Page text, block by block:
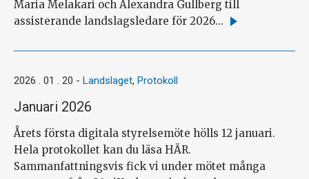
Maria Melakari och Alexandra Gullberg till
assisterande landslagsledare för 2026... Läs
2026 . 01 . 20 - Landslaget, Protokoll
Januari 2026
Årets första digitala styrelsemöte hölls 12 januari.
Hela protokollet kan du läsa HÄR.
Sammanfattningsvis fick vi under mötet många